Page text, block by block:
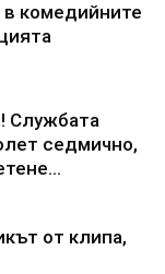
комедийните
Службата
седмично,
от клипа,